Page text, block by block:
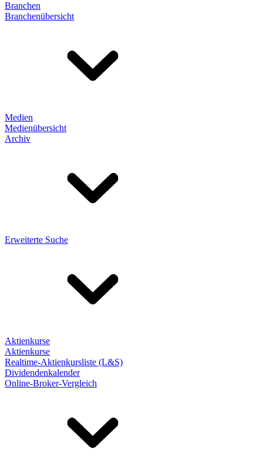
Branchen
Branchenübersicht
Medien
Medienübersicht
Archiv
Erweiterte Suche
Aktienkurse
Aktienkurse
Realtime-Aktienkursliste (L&S)
Dividendenkalender
Online-Broker-Vergleich